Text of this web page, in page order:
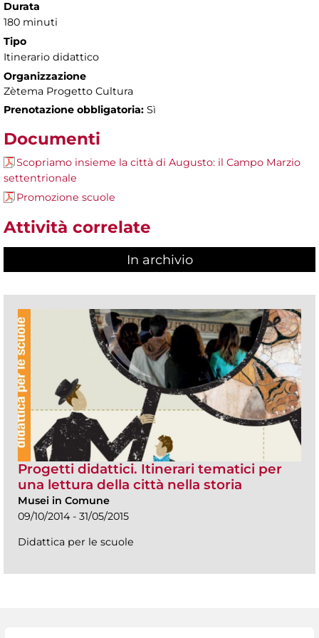
Durata
180 minuti
Tipo
Itinerario didattico
Organizzazione
Zètema Progetto Cultura
Prenotazione obbligatoria: Sì
Documenti
Scopriamo insieme la città di Augusto: il Campo Marzio
settentrionale
Promozione scuole
Attività correlate
In archivio
Progetti didattici. Itinerari tematici per
una lettura della città nella storia
Musei in Comune
09/10/2014 - 31/05/2015
Didattica per le scuole